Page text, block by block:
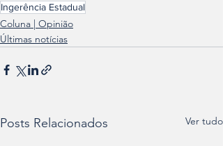
Ingerência Estadual
Coluna | Opinião
Últimas notícias
Posts Relacionados Ver tudo